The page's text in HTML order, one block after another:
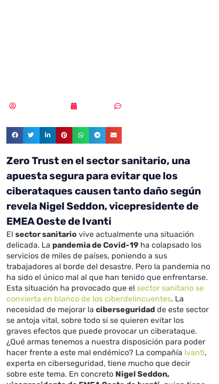
Zero Trust en el sector sanitario, una
apuesta segura para evitar que los
ciberataques causen tanto daño según
revela Nigel Seddon, vicepresidente de
EMEA Oeste de Ivanti
Elsector sanitario vive actualmente una situación
delicada. La pandemia de Covid-19 ha colapsado los
servicios de miles de países, poniendo a sus
trabajadores al borde del desastre. Pero la pandemia no
ha sido el único mal al que han tenido que enfrentarse.
Esta situación ha provocado que elsector sanitario se
convierta en blanco de los ciberdelincuentes. La
necesidad de mejorar laciberseguridad de este sector
se antoja vital, sobre todo si se quieren evitar los
graves efectos que puede provocar un ciberataque.
¿Qué armas tenemos a nuestra disposición para poder
hacer frente a este mal endémico? La compañía Ivanti,
experta en ciberseguridad, tiene mucho que decir
sobre este tema. En concreto Nigel Seddon,